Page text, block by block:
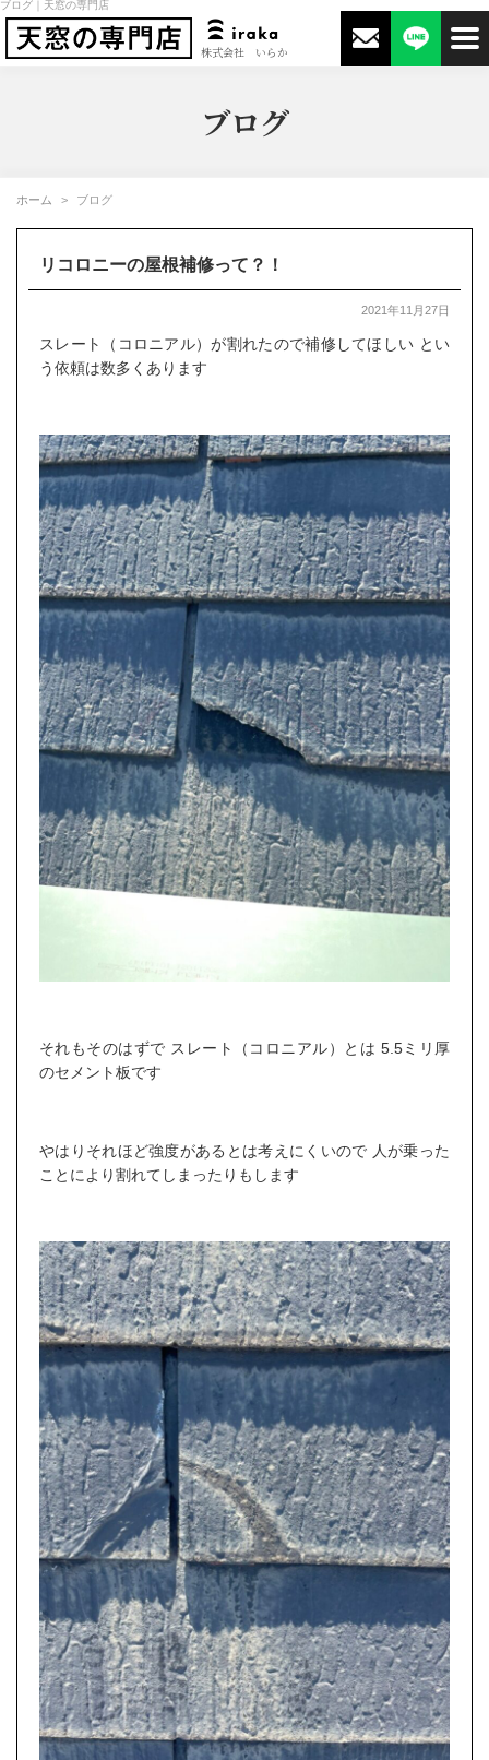
ブログ｜天窓の専門店
株式会社 いらか
ブログ
ホーム ブログ
リコロニーの屋根補修って？！
2021年11月27日
スレート（コロニアル）が割れたので補修してほしい とい
う依頼は数多くあります
それもそのはずで スレート（コロニアル）とは 5.5ミリ厚
のセメント板です
やはりそれほど強度があるとは考えにくいので 人が乗った
ことにより割れてしまったりもします